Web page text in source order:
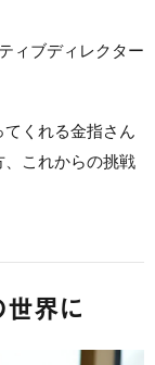
ィブディレクター
くれる金指さん
、これからの挑戦
界に